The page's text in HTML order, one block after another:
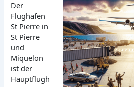
Der
Flughafen
St Pierre in
St Pierre
und
Miquelon
ist der
Hauptflugh